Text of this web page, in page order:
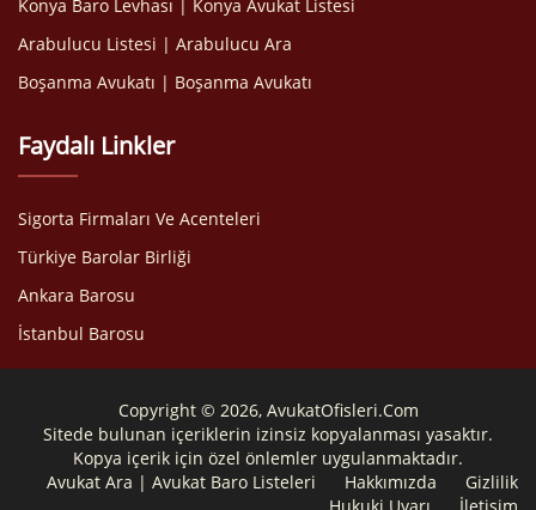
Konya Baro Levhası | Konya Avukat Listesi
Arabulucu Listesi | Arabulucu Ara
Boşanma Avukatı | Boşanma Avukatı
Faydalı Linkler
Sigorta Firmaları Ve Acenteleri
Türkiye Barolar Birliği
Ankara Barosu
İstanbul Barosu
Copyright © 2026, AvukatOfisleri.Com
Sitede bulunan içeriklerin izinsiz kopyalanması yasaktır.
Kopya içerik için özel önlemler uygulanmaktadır.
Avukat Ara | Avukat Baro Listeleri
Hakkımızda
Gizlilik